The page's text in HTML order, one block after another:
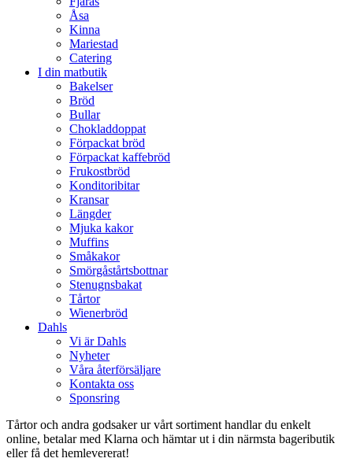
Åsa
Kinna
Mariestad
Catering
I din matbutik
Bakelser
Bröd
Bullar
Chokladdoppat
Förpackat bröd
Förpackat kaffebröd
Frukostbröd
Konditoribitar
Kransar
Längder
Mjuka kakor
Muffins
Småkakor
Smörgåstårtsbottnar
Stenugnsbakat
Tårtor
Wienerbröd
Dahls
Vi är Dahls
Nyheter
Våra återförsäljare
Kontakta oss
Sponsring
Tårtor och andra godsaker ur vårt sortiment handlar du enkelt
online, betalar med Klarna och hämtar ut i din närmsta bageributik
eller få det hemlevererat!